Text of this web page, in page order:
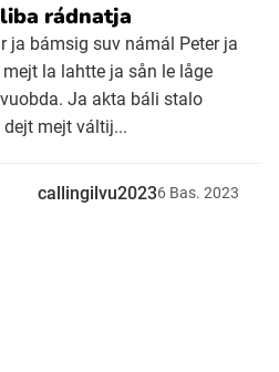
rádnatja
ja bámsig suv námál Peter ja
la lahtte ja sån le låge
Ja akta báli stalo
mejt váltij...
callingilvu20236 Bas. 2023